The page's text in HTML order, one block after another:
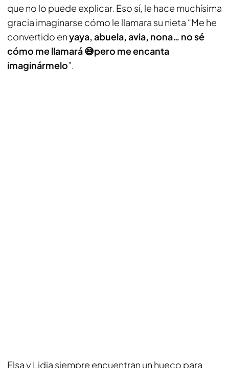
que no lo puede explicar. Eso sí, le hace muchísima
gracia imaginarse cómo le llamara su nieta “Me he
convertido enyaya, abuela, avia, nona… no sé
cómo me llamará 😅pero me encanta
imaginármelo”.
Elsa y Lidia siempre encuentran un hueco para